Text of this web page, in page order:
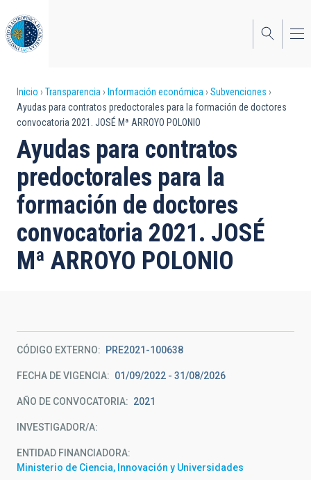
al
contenido
principal
Sobrescribir
enlaces
de
ayuda
a
la
navegación
Inicio Transparencia Información económica
Subvenciones
Ayudas para contratos predoctorales para la formación de doctores
convocatoria 2021. JOSÉ Mª ARROYO POLONIO
Ayudas para contratos
predoctorales para la
formación de doctores
convocatoria 2021. JOSÉ
Mª ARROYO POLONIO
CÓDIGO EXTERNO PRE2021-100638
FECHA DE VIGENCIA 01/09/2022 - 31/08/2026
AÑO DE CONVOCATORIA 2021
INVESTIGADOR/A
ENTIDAD FINANCIADORA
Ministerio de Ciencia, Innovación y Universidades